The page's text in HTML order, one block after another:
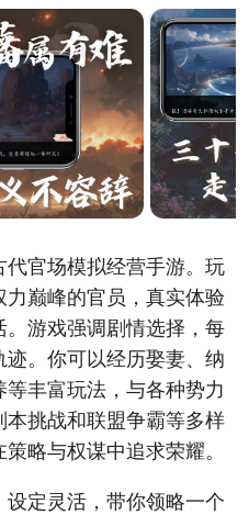
官场模拟经营手游。玩
巅峰的官员，真实体验
游戏强调剧情选择，每
。你可以经历娶妻、纳
丰富玩法，与各种势力
挑战和联盟争霸等多样
略与权谋中追求荣耀。
定灵活，带你领略一个